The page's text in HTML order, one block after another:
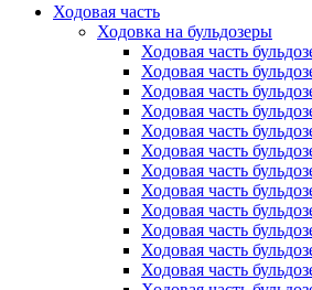
Ходовая часть
Ходовка на бульдозеры
Ходовая часть
Ходовая часть
Ходовая часть
Ходовая часть
Ходовая часть
Ходовая часть
Ходовая часть
Ходовая часть
Ходовая часть
Ходовая часть
Ходовая часть
Ходовая часть